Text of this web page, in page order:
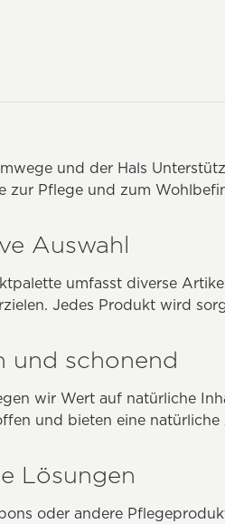
und der Hals
zur Pflege und zum
Auswahl
umfasst diverse
Jedes Produkt wird
und schonend
wir Wert auf natürliche
und bieten eine
Lösungen
oder andere